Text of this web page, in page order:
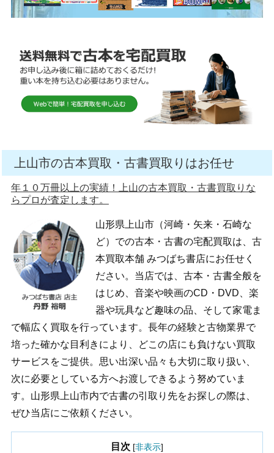
上山市の古本買取・古書買取りはお任せ
年１０万冊以上の実績！上山の古本買取・古書買取りな
らプロが査定します。
山形県上山市（河崎・矢来・石崎な
ど）での古本・古書の宅配買取は、古
本買取本舗 みつばち書店にお任せく
ださい。当店では、古本・古書全般を
はじめ、音楽や映画のCD・DVD、楽
器や玩具など趣味の品、そして家電ま
で幅広く買取を行っています。長年の経験と古物業界で
培った確かな目利きにより、どこの店にも負けない買取
サービスをご提供。思い出深い品々も大切に取り扱い、
次に必要としている方へお渡しできるよう努めていま
す。山形県上山市内で古書の引取り先をお探しの際は、
ぜひ当店にご依頼ください。
目次 [非表示]